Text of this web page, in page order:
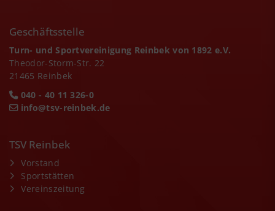
Geschäftsstelle
Turn- und Sportvereinigung Reinbek von 1892 e.V.
Theodor-Storm-Str. 22
21465 Reinbek
040 - 40 11 326-0
info@tsv-reinbek.de
TSV Reinbek
Vorstand
Sportstätten
Vereinszeitung